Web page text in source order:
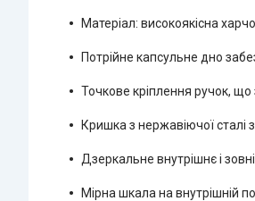
Матеріал: високоякісна
Потрійне капсульне дно
Точкове кріплення ручок,
Кришка з нержавіючої сталі
Дзеркальне внутрішнє і
Мірна шкала на внутрішній